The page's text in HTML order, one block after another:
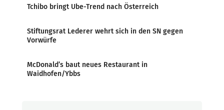
Tchibo bringt Ube-Trend nach Österreich
Stiftungsrat Lederer wehrt sich in den SN gegen
Vorwürfe
McDonald’s baut neues Restaurant in
Waidhofen/Ybbs